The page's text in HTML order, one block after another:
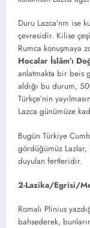
Duru Lazca’nm ise
çevresidir. Kilise
Rumca konuşmaya
Hocalar İslâm’ı
anlatmakta bir beis
aldığı bu durum,
Türkçe’nin
Lazca günümüze
Bugün Türkiye
gördüğümüz Lazlar,
duyulan fertleridir.
2-Lazika/Egrisi/
Romalı Plinius
bahsederek,